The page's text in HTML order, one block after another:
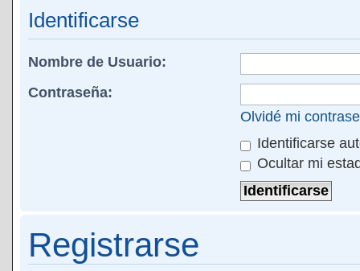
Identificarse
Nombre de Usuario:
Contraseña:
Olvidé mi
Identificarse
Ocultar mi
Registrarse